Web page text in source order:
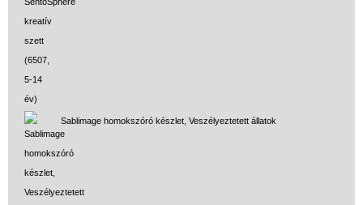
Sablimage homokszóró készlet, Veszélyeztetett állatok